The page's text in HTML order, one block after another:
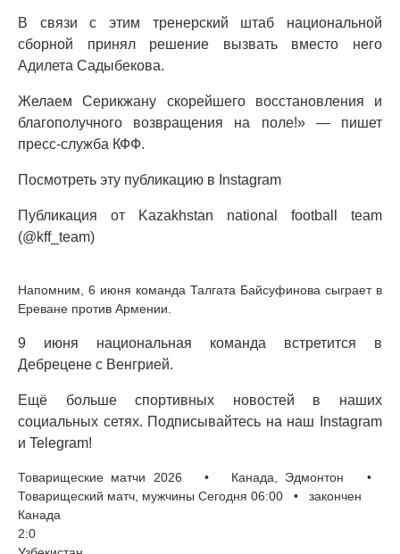
В связи с этим тренерский штаб национальной
сборной принял решение вызвать вместо него
Адилета Садыбекова.
Желаем Серикжану скорейшего восстановления и
благополучного возвращения на поле!» — пишет
пресс-служба КФФ.
Посмотреть эту публикацию в Instagram
Публикация от Kazakhstan national football team
(@kff_team)
Напомним, 6 июня команда Талгата Байсуфинова сыграет в
Ереване против Армении.
9 июня национальная команда встретится в
Дебрецене с Венгрией.
Ещё больше спортивных новостей в наших
социальных сетях. Подписывайтесь на наш Instagram
и Telegram!
Товарищеские матчи 2026 • Канада, Эдмонтон •
Товарищеский матч, мужчины Сегодня 06:00 • закончен
Канада
2:0